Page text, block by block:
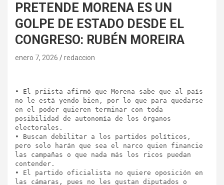
PRETENDE MORENA ES UN
GOLPE DE ESTADO DESDE EL
CONGRESO: RUBÉN MOREIRA
enero 7, 2026 redaccion
• El priista afirmó que Morena sabe que al país
no le está yendo bien, por lo que para quedarse
en el poder quieren terminar con toda
posibilidad de autonomía de los órganos
electorales.
• Buscan debilitar a los partidos políticos,
pero solo harán que sea el narco quien financie
las campañas o que nada más los ricos puedan
contender.
• El partido oficialista no quiere oposición en
las cámaras, pues no les gustan diputados o